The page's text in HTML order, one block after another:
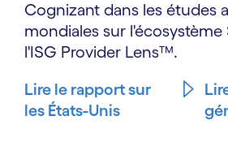
Cognizant dans les études
mondiales sur
l'ISG Provider Lens™.
Lire le rapport sur
les États-Unis